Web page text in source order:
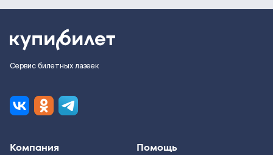
Сервис билетных лазеек
Компания Помощь